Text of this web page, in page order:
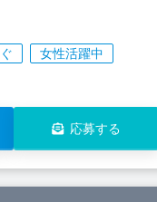
女性活躍中
応募する